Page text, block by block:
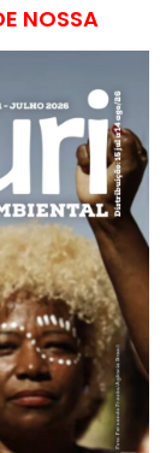
NOSSA